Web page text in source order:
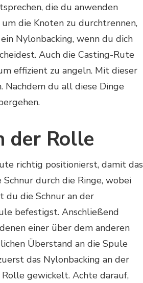
die du anwenden
die Knoten zu durchtrennen,
Nylonbacking, wenn du dich
Auch die Casting-Rute
effizient zu angeln. Mit dieser
Nachdem du all diese Dinge
der Rolle
richtig positionierst, damit das
durch die Ringe, wobei
du die Schnur an der
befestigst. Anschließend
einer über dem anderen
Überstand an die Spule
das Nylonbacking an der
gewickelt. Achte darauf,